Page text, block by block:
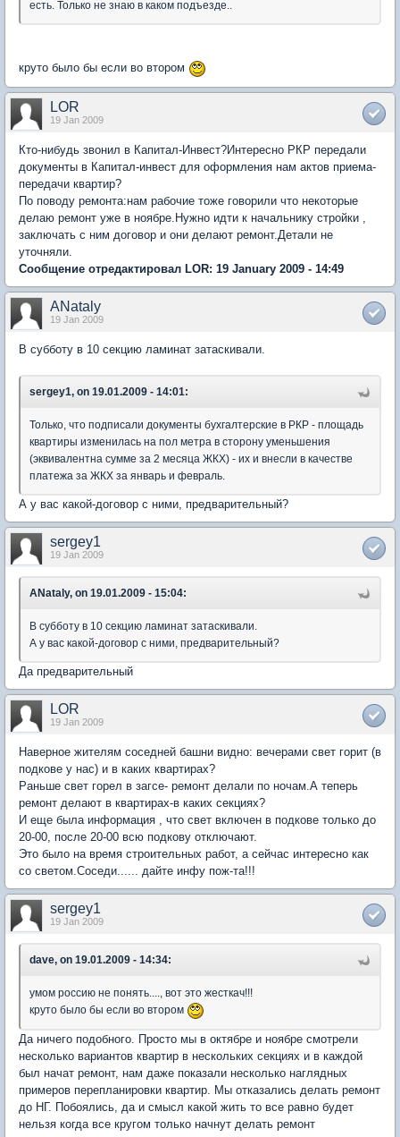
есть. Только не знаю в каком подъезде..
круто было бы если во втором
LOR
19 Jan 2009
Кто-нибудь звонил в Капитал-Инвест?Интересно РКР передали
документы в Капитал-инвест для оформления нам актов приема-
передачи квартир?
По поводу ремонта:нам рабочие тоже говорили что некоторые
делаю ремонт уже в ноябре.Нужно идти к начальнику стройки ,
заключать с ним договор и они делают ремонт.Детали не
уточняли.
Сообщение отредактировал LOR: 19 January 2009 - 14:49
ANataly
19 Jan 2009
В субботу в 10 секцию ламинат затаскивали.
sergey1, on 19.01.2009 - 14:01:
Только, что подписали документы бухгалтерские в РКР - площадь
квартиры изменилась на пол метра в сторону уменьшения
(эквивалентна сумме за 2 месяца ЖКХ) - их и внесли в качестве
платежа за ЖКХ за январь и февраль.
А у вас какой-договор с ними, предварительный?
sergey1
19 Jan 2009
ANataly, on 19.01.2009 - 15:04:
В субботу в 10 секцию ламинат затаскивали.
А у вас какой-договор с ними, предварительный?
Да предварительный
LOR
19 Jan 2009
Наверное жителям соседней башни видно: вечерами свет горит (в
подкове у нас) и в каких квартирах?
Раньше свет горел в загсе- ремонт делали по ночам.А теперь
ремонт делают в квартирах-в каких секциях?
И еще была информация , что свет включен в подкове только до
20-00, после 20-00 всю подкову отключают.
Это было на время строительных работ, а сейчас интересно как
со светом.Соседи...... дайте инфу пож-та!!!
sergey1
19 Jan 2009
dave, on 19.01.2009 - 14:34:
умом россию не понять...., вот это жесткач!!!
круто было бы если во втором
Да ничего подобного. Просто мы в октябре и ноябре смотрели
несколько вариантов квартир в нескольких секциях и в каждой
был начат ремонт, нам даже показали несколько наглядных
примеров перепланировки квартир. Мы отказались делать ремонт
до НГ. Побоялись, да и смысл какой жить то все равно будет
нельзя когда все кругом только начнут делать ремонт